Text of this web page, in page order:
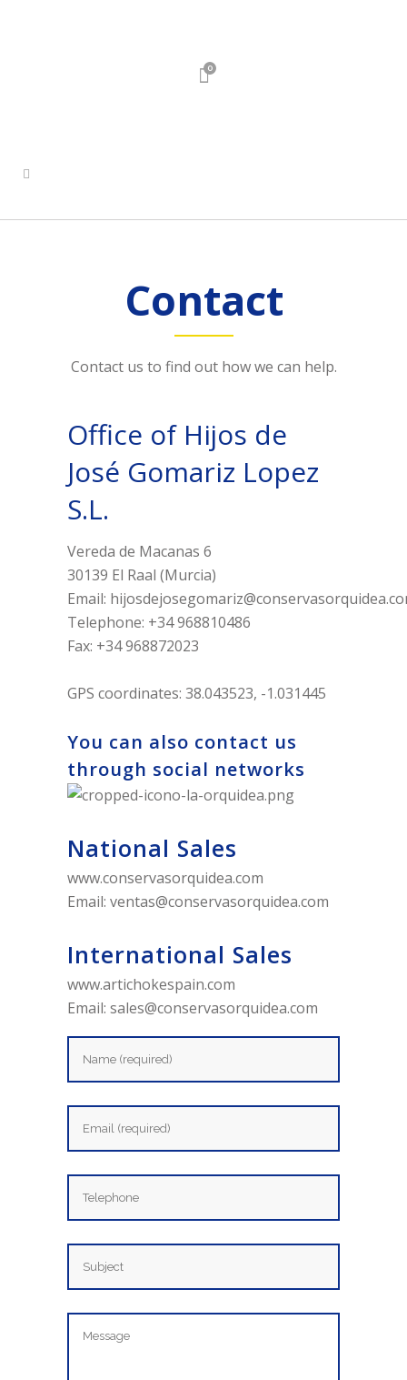
0
Contact
Contact us to find out how we can help.
Office of Hijos de
José Gomariz Lopez
S.L.
Vereda de Macanas 6
30139 El Raal (Murcia)
Email:
Telephone: +34 968810486
Fax: +34 968872023
GPS coordinates: 38.043523, -1.031445
You can also contact us
through social networks
National Sales
www.conservasorquidea.com
Email: ventas@conservasorquidea.com
International Sales
www.artichokespain.com
Email: sales@conservasorquidea.com